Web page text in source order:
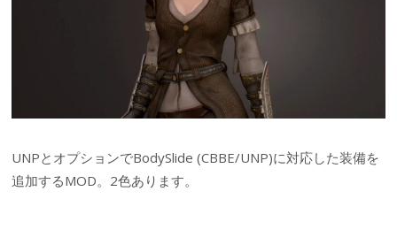
UNPとオプションでBodySlide (CBBE/UNP)に対応した装備を
追加するMOD。2色あります。